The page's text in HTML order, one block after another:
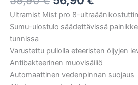
Ultramist Mist pro 8-
Sumu-ulostulo säädettävissä
tunnissa
Varustettu pullolla eteeristen öljyjen
Antibakteerinen muovisäiliö
Automaattinen vedenpinnan suojaus